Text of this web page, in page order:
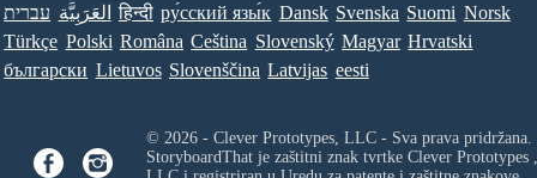
עברית العَرَبِيَّة हिन्दी ру́сский язы́к Dansk Svenska Suomi Norsk
Türkçe Polski Româna Ceština Slovenský Magyar Hrvatski
български Lietuvos Slovenščina Latvijas eesti
© 2026 - Clever Prototypes, LLC - Sva prava pridržana.
StoryboardThat je zaštitni znak tvrtke Clever Prototypes ,